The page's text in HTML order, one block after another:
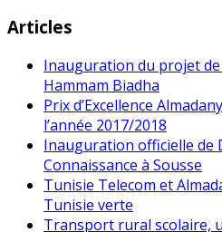
Articles
Inauguration du projet de
Hammam Biadha
Prix d’Excellence
l’année 2017/2018
Inauguration officielle de
Connaissance à Sousse
Tunisie Telecom et
Tunisie verte
Transport rural scolaire,